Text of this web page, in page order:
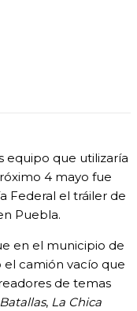
equipo que utilizaría
4 mayo fue
Federal el tráiler de
Puebla.
en el municipio de
camión vacío que
de temas
, La Chica